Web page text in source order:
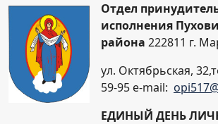
Отдел
исполнения
района 222811 г.
ул. Октябрьская,
59-95 e-mail:
ЕДИНЫЙ ДЕНЬ